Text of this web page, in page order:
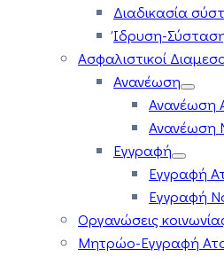
Διαδικασία
Ίδρυση-
Ασφαλιστικοί
Ανανέωση
Ανανέωση
Ανανέωση
Εγγραφή
Εγγραφή
Εγγραφή
Οργανώσεις
Μητρώο-Εγγραφή